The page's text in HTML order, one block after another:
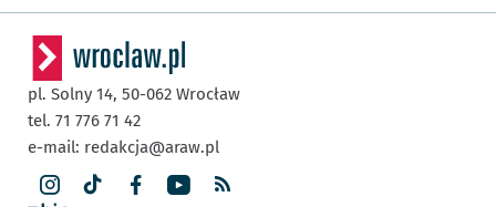
pl. Solny 14, 50-062 Wrocław
tel. 71 776 71 42
e-mail: redakcja@araw.pl